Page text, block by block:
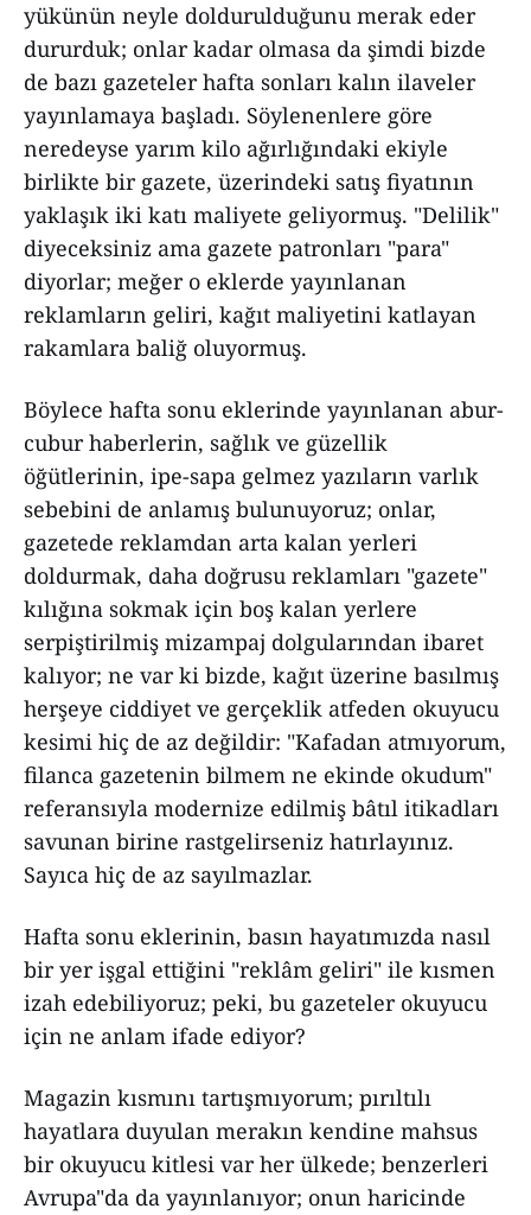
yükünün neyle doldurulduğunu merak eder
dururduk; onlar kadar olmasa da şimdi bizde
de bazı gazeteler hafta sonları kalın ilaveler
yayınlamaya başladı. Söylenenlere göre
neredeyse yarım kilo ağırlığındaki ekiyle
birlikte bir gazete, üzerindeki satış fiyatının
yaklaşık iki katı maliyete geliyormuş. "Delilik"
diyeceksiniz ama gazete patronları "para"
diyorlar; meğer o eklerde yayınlanan
reklamların geliri, kağıt maliyetini katlayan
rakamlara baliğ oluyormuş.
Böylece hafta sonu eklerinde yayınlanan abur-
cubur haberlerin, sağlık ve güzellik
öğütlerinin, ipe-sapa gelmez yazıların varlık
sebebini de anlamış bulunuyoruz; onlar,
gazetede reklamdan arta kalan yerleri
doldurmak, daha doğrusu reklamları "gazete"
kılığına sokmak için boş kalan yerlere
serpiştirilmiş mizampaj dolgularından ibaret
kalıyor; ne var ki bizde, kağıt üzerine basılmış
herşeye ciddiyet ve gerçeklik atfeden okuyucu
kesimi hiç de az değildir: "Kafadan atmıyorum,
filanca gazetenin bilmem ne ekinde okudum"
referansıyla modernize edilmiş bâtıl itikadları
savunan birine rastgelirseniz hatırlayınız.
Sayıca hiç de az sayılmazlar.
Hafta sonu eklerinin, basın hayatımızda nasıl
bir yer işgal ettiğini "reklâm geliri" ile kısmen
izah edebiliyoruz; peki, bu gazeteler okuyucu
için ne anlam ifade ediyor?
Magazin kısmını tartışmıyorum; pırıltılı
hayatlara duyulan merakın kendine mahsus
bir okuyucu kitlesi var her ülkede; benzerleri
Avrupa"da da yayınlanıyor; onun haricinde